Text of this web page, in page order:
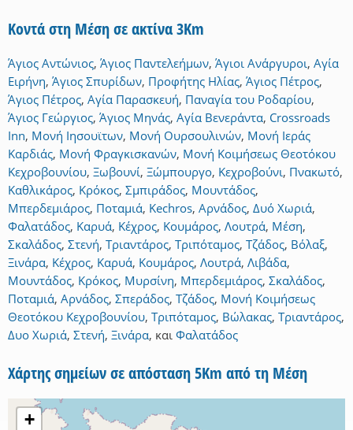
Κοντά στη Μέση σε ακτίνα 3Km
Άγιος Αντώνιος, Άγιος Παντελεήμων, Άγιοι Ανάργυροι, Αγία
Ειρήνη, Άγιος Σπυρίδων, Προφήτης Ηλίας, Άγιος Πέτρος,
Άγιος Πέτρος, Αγία Παρασκευή, Παναγία του Ροδαρίου,
Άγιος Γεώργιος, Άγιος Μηνάς, Αγία Βενεράντα, Crossroads
Inn, Μονή Ιησουϊτων, Μονή Ουρσουλινών, Μονή Ιεράς
Καρδιάς, Μονή Φραγκισκανών, Μονή Κοιμήσεως Θεοτόκου
Κεχροβουνίου, Ξωβουνί, Ξώμπουργο, Κεχροβούνι, Πνακωτό,
Καθλικάρος, Κρόκος, Σμπιράδος, Μουντάδος,
Μπερδεμιάρος, Ποταμιά, Kechros, Αρνάδος, Δυό Χωριά,
Φαλατάδος, Καρυά, Κέχρος, Κουμάρος, Λουτρά, Μέση,
Σκαλάδος, Στενή, Τριαντάρος, Τριπόταμος, Τζάδος, Βόλαξ,
Ξινάρα, Κέχρος, Καρυά, Κουμάρος, Λουτρά, Λιβάδα,
Μουντάδος, Κρόκος, Μυρσίνη, Μπερδεμιάρος, Σκαλάδος,
Ποταμιά, Αρνάδος, Σπεράδος, Τζάδος, Μονή Κοιμήσεως
Θεοτόκου Κεχροβουνίου, Τριπόταμος, Βώλακας, Τριαντάρος,
Δυο Χωριά, Στενή, Ξινάρα, και Φαλατάδος
Χάρτης σημείων σε απόσταση 5Km από τη Μέση
+